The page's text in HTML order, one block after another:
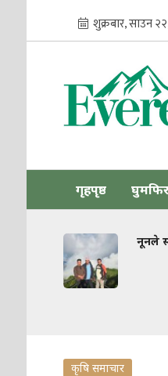
गृहपृष्ठ घुमफिर
नूनले
कृषि समाचार